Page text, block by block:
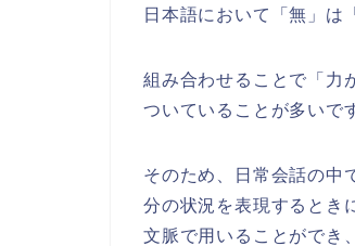
日本語において「無」は
組み合わせることで「力
ついていることが多いで
そのため、日常会話の中
分の状況を表現するとき
文脈で用いることができ